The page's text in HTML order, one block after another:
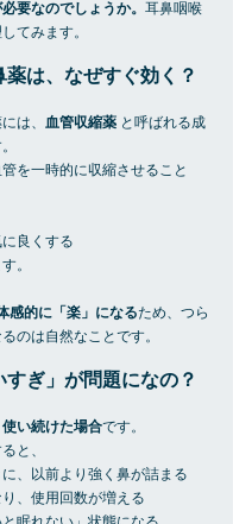
要なのでしょうか。 耳鼻咽喉
てみます。
は、なぜすぐ効く？
は、 血管収縮薬 と呼ばれる成
を一時的に収縮させること
良くする
。
感的に「楽」になるため、つら
のは自然なことです。
ぎ」が問題になの？
使い続けた場合です。
と、
、以前より強く鼻が詰まる
、使用回数が増える